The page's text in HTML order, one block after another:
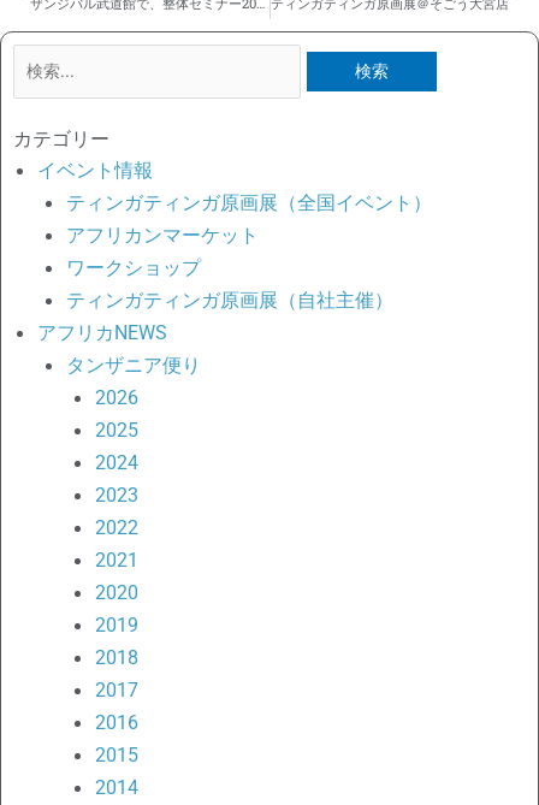
検
象:
カテゴリー
イベント情報
ティンガティンガ原画展（全国イベント）
アフリカンマーケット
ワークショップ
ティンガティンガ原画展（自社主催）
アフリカNEWS
タンザニア便り
2026
2025
2024
2023
2022
2021
2020
2019
2018
2017
2016
2015
2014